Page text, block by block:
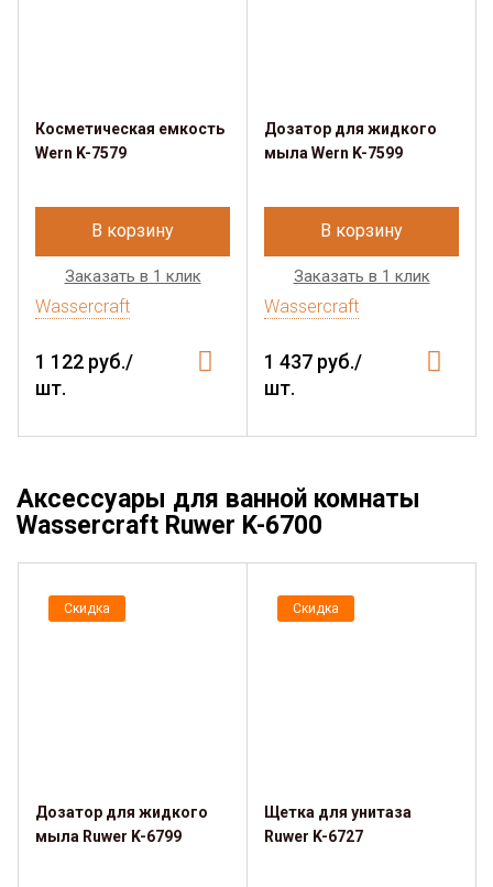
Косметическая емкость
Wern K-7579
В корзину
Заказать в 1 клик
Wassercraft
1 122 руб./
шт.
Дозатор для жидкого
мыла Wern K-7599
В корзину
Заказать в 1 клик
Wassercraft
1 437 руб./
шт.
Аксессуары для ванной комнаты
Wassercraft Ruwer K-6700
Скидка
Дозатор для жидкого
мыла Ruwer K-6799
Скидка
Щетка для унитаза
Ruwer K-6727